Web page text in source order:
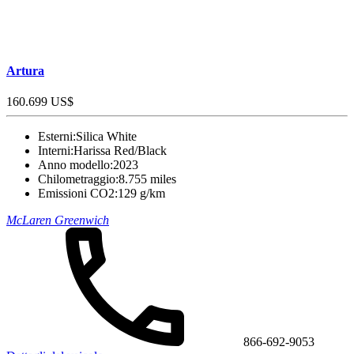
Artura
160.699 US$
Esterni:Silica White
Interni:Harissa Red/Black
Anno modello:2023
Chilometraggio:8.755 miles
Emissioni CO2:129 g/km
McLaren Greenwich
866-692-9053